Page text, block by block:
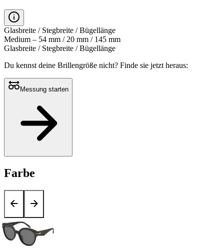
Glasbreite / Stegbreite / Bügellänge
Medium – 54 mm / 20 mm / 145 mm
Glasbreite / Stegbreite / Bügellänge
Du kennst deine Brillengröße nicht? Finde sie jetzt heraus:
Messung starten
Farbe